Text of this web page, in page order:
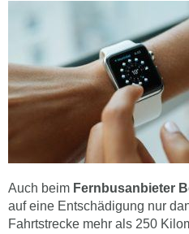
Auch beim Fernbusanbieter
auf eine Entschädigung nur
Fahrtstrecke mehr als 250